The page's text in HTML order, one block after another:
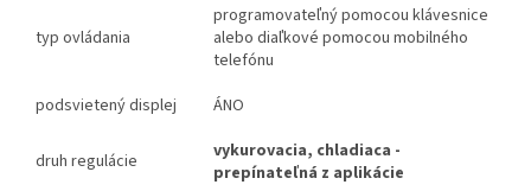
typ ovládania
programovateľný pomocou klávesnice
alebo diaľkové pomocou mobilného
telefónu
podsvietený displej
ÁNO
druh regulácie
vykurovacia, chladiaca -
prepínateľná z aplikácie